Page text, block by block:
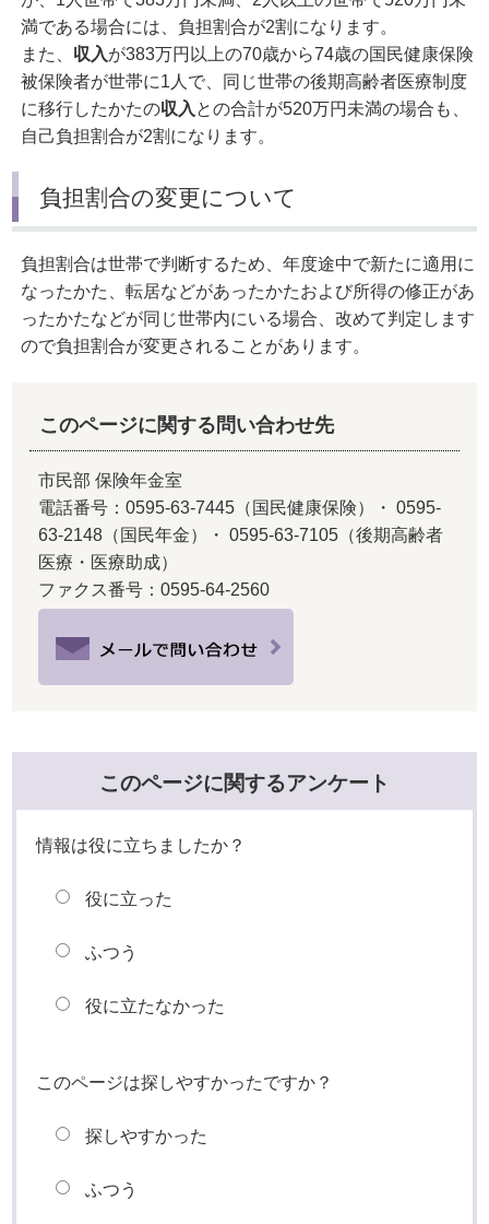
満である場合には、負担割合が2割になります。
また、 収入が383万円以上の70歳から74歳の国民健康保険
被保険者が世帯に1人で、同じ世帯の後期高齢者医療制度
に移行したかたの収入 との合計が520万円未満の場合も、
自己負担割合が2割になります。
負担割合の変更について
負担割合は世帯で判断するため、年度途中で新たに適用に
なったかた、転居などがあったかたおよび所得の修正があ
ったかたなどが同じ世帯内にいる場合、改めて判定します
ので負担割合が変更されることがあります。
このページに関する問い合わせ先
市民部 保険年金室
電話番号：0595-63-7445（国民健康保険）・ 0595-
63-2148（国民年金）・ 0595-63-7105（後期高齢者
医療・医療助成）
ファクス番号：0595-64-2560
このページに関するアンケート
情報は役に立ちましたか？
役に立った
ふつう
役に立たなかった
このページは探しやすかったですか？
探しやすかった
ふつう